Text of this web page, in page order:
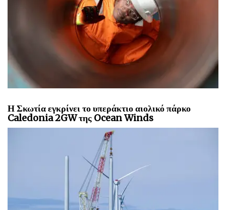
Η Σκωτία εγκρίνει το υπεράκτιο αιολικό πάρκο
Caledonia 2GW της Ocean Winds